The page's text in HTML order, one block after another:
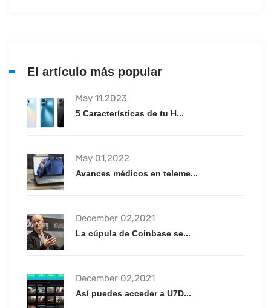
El artículo más popular
May 11,2023
5 Características de tu H...
May 01,2022
Avances médicos en teleme...
December 02,2021
La cúpula de Coinbase se...
December 02,2021
Así puedes acceder a U7D...